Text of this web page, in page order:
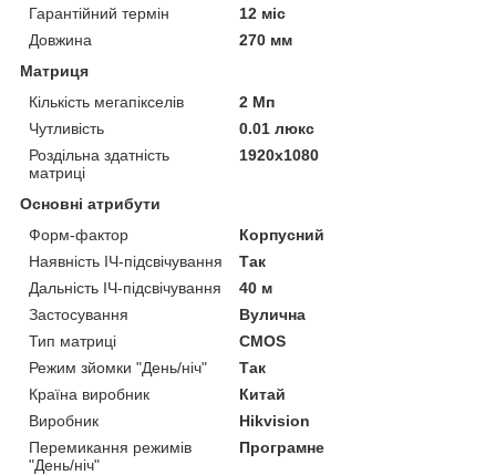
Гарантійний термін
12 міс
Довжина
270 мм
Матриця
Кількість мегапікселів
2 Мп
Чутливість
0.01 люкс
Роздільна здатність
матриці
1920x1080
Основні атрибути
Форм-фактор
Корпусний
Наявність ІЧ-підсвічування
Так
Дальність ІЧ-підсвічування
40 м
Застосування
Вулична
Тип матриці
CMOS
Режим зйомки "День/ніч"
Так
Країна виробник
Китай
Виробник
Hikvision
Перемикання режимів
"День/ніч"
Програмне